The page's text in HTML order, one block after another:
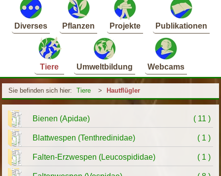
Diverses Pflanzen Projekte Publikationen
Tiere Umweltbildung Webcams
Sie befinden sich hier: Tiere > Hautflügler
Bienen (Apidae) ( 11 )
Blattwespen (Tenthredinidae) ( 1 )
Falten-Erzwespen (Leucospididae) ( 1 )